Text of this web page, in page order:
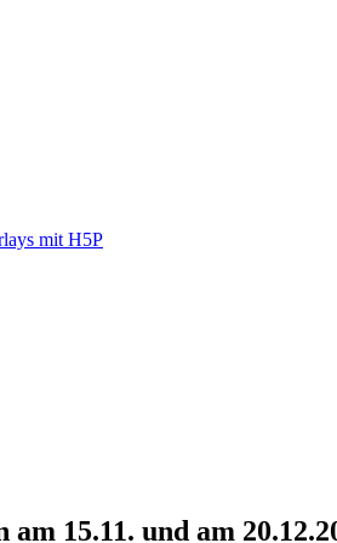
mit H5P
15.11. und am